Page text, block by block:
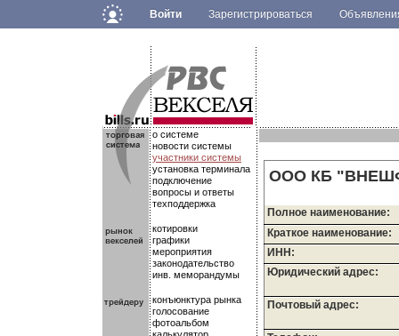
Войти Зарегистрироваться
.
.о системе
новости системы
участники системы
установка терминала
подключение
вопросы и ответы
техподдержка
котировки
графики
мероприятия
законодательство
инв. меморандумы
конъюнктура рынка
голосование
фотоальбом
.
ООО КБ
Полное наименование:
Краткое наименование:
ИНН:
Юридический адрес:
Почтовый адрес: